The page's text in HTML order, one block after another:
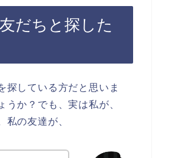
だちと探した
探している方だと思いま
か？でも、実は私が、
の友達が、